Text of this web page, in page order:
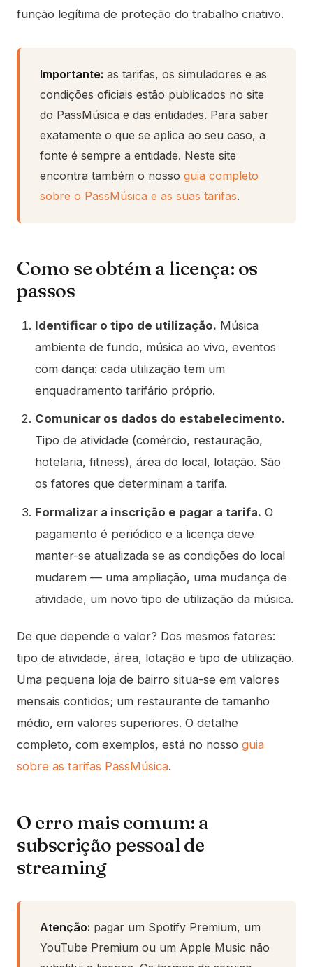
função legítima de proteção do trabalho criativo.
Importante: as tarifas, os simuladores e as
condições oficiais estão publicados no site
do PassMúsica e das entidades. Para saber
exatamente o que se aplica ao seu caso, a
fonte é sempre a entidade. Neste site
encontra também o nosso guia completo
sobre o PassMúsica e as suas tarifas.
Como se obtém a licença: os
passos
Identificar o tipo de utilização. Música
ambiente de fundo, música ao vivo, eventos
com dança: cada utilização tem um
enquadramento tarifário próprio.
Comunicar os dados do estabelecimento.
Tipo de atividade (comércio, restauração,
hotelaria, fitness), área do local, lotação. São
os fatores que determinam a tarifa.
Formalizar a inscrição e pagar a tarifa. O
pagamento é periódico e a licença deve
manter-se atualizada se as condições do local
mudarem — uma ampliação, uma mudança de
atividade, um novo tipo de utilização da música.
De que depende o valor? Dos mesmos fatores:
tipo de atividade, área, lotação e tipo de utilização.
Uma pequena loja de bairro situa-se em valores
mensais contidos; um restaurante de tamanho
médio, em valores superiores. O detalhe
completo, com exemplos, está no nosso guia
sobre as tarifas PassMúsica.
O erro mais comum: a
subscrição pessoal de
streaming
Atenção: pagar um Spotify Premium, um
YouTube Premium ou um Apple Music não